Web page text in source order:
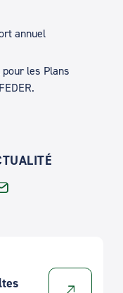
annuel
les Plans